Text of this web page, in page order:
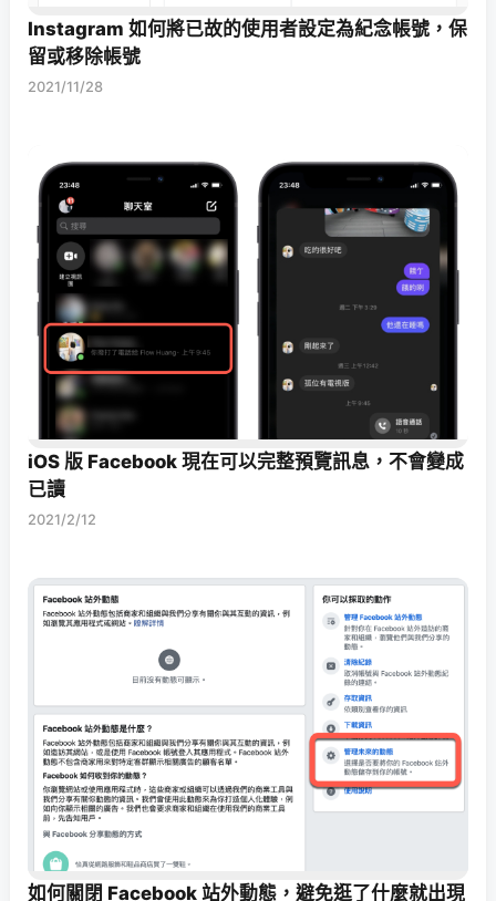
Instagram 如何將已故的使用者設定為紀念帳號，保
留或移除帳號
2021/11/28
iOS 版 Facebook 現在可以完整預覽訊息，不會變成
已讀
2021/2/12
如何關閉 Facebook 站外動態，避免逛了什麼就出現